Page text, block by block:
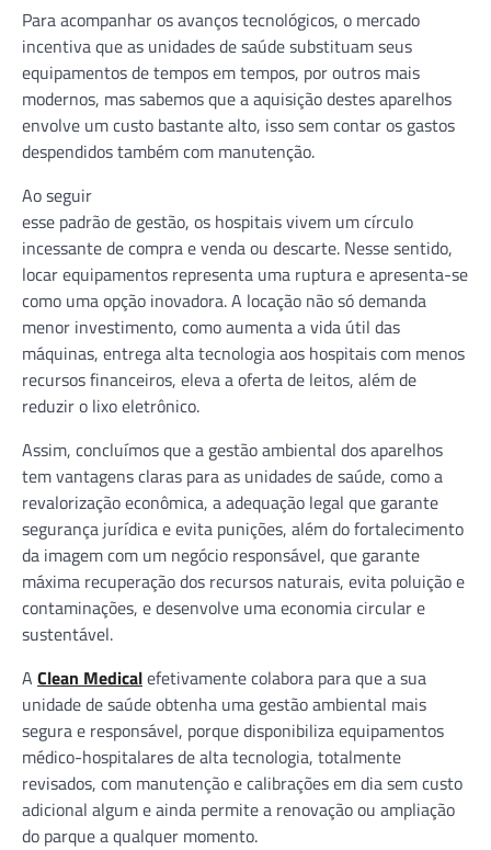
Para acompanhar os avanços tecnológicos, o mercado
incentiva que as unidades de saúde substituam seus
equipamentos de tempos em tempos, por outros mais
modernos, mas sabemos que a aquisição destes aparelhos
envolve um custo bastante alto, isso sem contar os gastos
despendidos também com manutenção.
Ao seguir
esse padrão de gestão, os hospitais vivem um círculo
incessante de compra e venda ou descarte. Nesse sentido,
locar equipamentos representa uma ruptura e apresenta-se
como uma opção inovadora. A locação não só demanda
menor investimento, como aumenta a vida útil das
máquinas, entrega alta tecnologia aos hospitais com menos
recursos financeiros, eleva a oferta de leitos, além de
reduzir o lixo eletrônico.
Assim, concluímos que a gestão ambiental dos aparelhos
tem vantagens claras para as unidades de saúde, como a
revalorização econômica, a adequação legal que garante
segurança jurídica e evita punições, além do fortalecimento
da imagem com um negócio responsável, que garante
máxima recuperação dos recursos naturais, evita poluição e
contaminações, e desenvolve uma economia circular e
sustentável.
A Clean Medicalefetivamente colabora para que a sua
unidade de saúde obtenha uma gestão ambiental mais
segura e responsável, porque disponibiliza equipamentos
médico-hospitalares de alta tecnologia, totalmente
revisados, com manutenção e calibrações em dia sem custo
adicional algum e ainda permite a renovação ou ampliação
do parque a qualquer momento.